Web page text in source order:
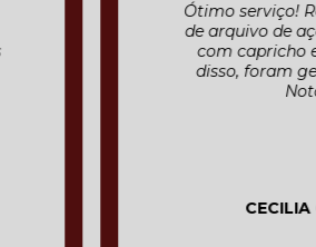
Ótimo serviço! Reforma e pintura
de arquivo de aço anti. Tudo feito
com capricho e cuidado. Além
disso, foram gentis e pontuais.
CECILIA CHAGAS